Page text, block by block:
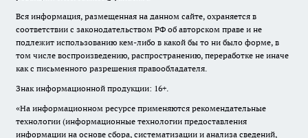
Вся информация, размещенная на данном сайте, охраняется в
соответствии с законодательством РФ об авторском праве и не
подлежит использованию кем-либо в какой бы то ни было форме, в
том числе воспроизведению, распространению, переработке не иначе
как с письменного разрешения правообладателя.
Знак информационной продукции: 16+.
«На информационном ресурсе применяются рекомендательные
технологии (информационные технологии предоставления
информации на основе сбора, систематизации и анализа сведений,